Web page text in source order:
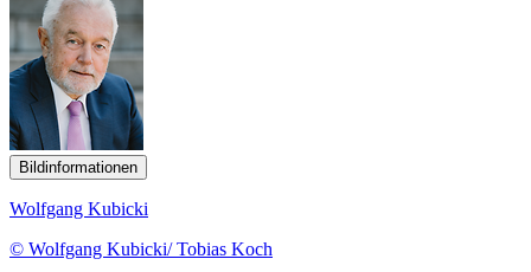
Bildinformationen
Wolfgang Kubicki
© Wolfgang Kubicki/ Tobias Koch